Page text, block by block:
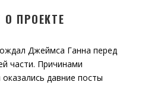
ПРОЕКТЕ
Джеймса Ганна перед
части. Причинами
давние посты